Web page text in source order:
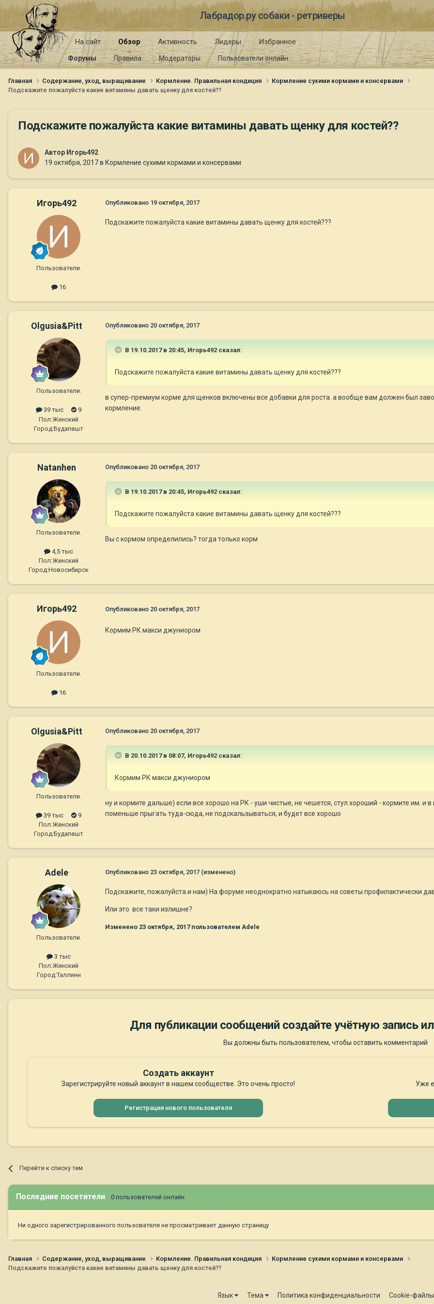
Лабрадор.ру собаки - ретриверы
На сайт Обзор
Форумы Правила Модераторы Пользователи онлайн
Активность Лидеры Избранное
Главная Содержание, уход, выращивание Кормление. Правильная кондиция
Кормление сухими кормами и консервами
Подскажите пожалуйста какие витамины давать щенку для костей??
Подскажите пожалуйста какие витамины давать щенку для костей??
Автор Игорь492
19 октября, 2017в Кормление сухими кормами и консервами
Игорь492
Пользователи.
16
Опубликовано 19 октября, 2017
Подскажите пожалуйста какие витамины давать щенку для костей???
Olgusia&Pitt
Пользователи.
39 тыс
9
Пол:Женский
Город:Будапешт
Опубликовано 20 октября, 2017
В 19.10.2017 в 20:45, Игорь492 сказал:
Подскажите пожалуйста какие витамины давать щенку для костей???
в супер-премиум корме для щенков включены все добавки для роста. а вообще вам должен был
кормление.
Natanhen
Пользователи.
4,5 тыс
Пол:Женский
Город:Новосибирск
Опубликовано 20 октября, 2017
В 19.10.2017 в 20:45, Игорь492 сказал:
Подскажите пожалуйста какие витамины давать щенку для костей???
Вы с кормом определились? тогда только корм
Игорь492
Пользователи.
16
Опубликовано 20 октября, 2017
Кормим РК макси джуниором
Olgusia&Pitt
Пользователи.
39 тыс
9
Пол:Женский
Город:Будапешт
Опубликовано 20 октября, 2017
В 20.10.2017 в 08:07, Игорь492 сказал:
Кормим РК макси джуниором
ну и кормите дальше) если все хорошо на РК - уши чистые, не чешется, стул хороший - кормите им. и в
поменьше прыгать туда-сюда, не подскальзываться, и будет все хорошо
Adele
Пользователи.
3 тыс
Пол:Женский
Город:Таллинн
Опубликовано 23 октября, 2017 (изменено)
Подскажите, пожалуйста и нам) На форуме неоднократно натыкаюсь на советы профилактически
Или это все таки излишне?
Изменено 23 октября, 2017пользователем Adele
Для публикации сообщений создайте учётную запись
Вы должны быть пользователем, чтобы оставить комментарий
Создать аккаунт
Зарегистрируйте новый аккаунт в нашем сообществе. Это очень просто!
Регистрация нового пользователя
Уже
Перейти к списку тем
Последние посетители 0 пользователей онлайн
Ни одного зарегистрированного пользователя не просматривает данную страницу
Главная Содержание, уход, выращивание Кормление. Правильная кондиция
Кормление сухими кормами и консервами
Подскажите пожалуйста какие витамины давать щенку для костей??
Язык Тема Политика конфиденциальности Cookie-файлы